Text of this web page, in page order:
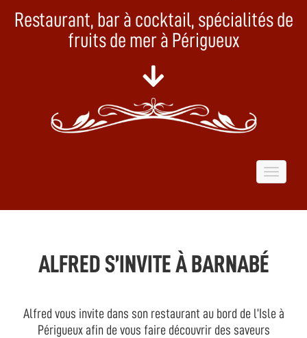
Restaurant, bar à cocktail, spécialités de
fruits de mer à Périgueux
Toggle
ALFRED S’INVITE À BARNABÉ
Alfred vous invite dans son restaurant au bord de l’Isle à
Périgueux afin de vous faire découvrir des saveurs